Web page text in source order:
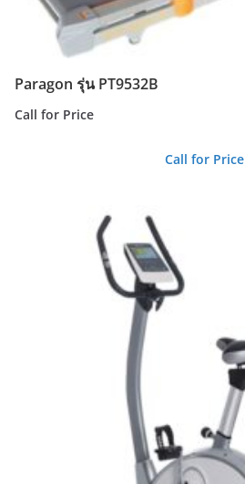
Paragon รุ่น PT9532B
Call for Price
Call for Price